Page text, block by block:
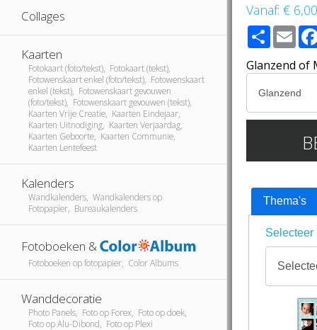
Collages
Kaarten
Fotokaart (foto/tekst), Fotokaart (tekst),
Fotowenskaart enkel (foto/tekst), Fotowenskaart
enkel (tekst), Fotowenskaart gevouwen
(foto/tekst), Fotowenskaart gevouwen (tekst),
Kaarten Vrije Creatie, Kaarten Eindejaar,
Kaarten Uitnodiging, Kaarten Verjaardag,
Kaarten Geboorte, Kaarten Communie,
Kaarten Lentefeest
Kalenders
Wandkalenders, Wandkalenders op
Fotopapier, Bureaukalenders
Fotoboeken &
Fotoboeken op fotopapier, Color Albums
Wanddecoratie
Photo Panels, Foto op Forex, Foto op doek,
Foto op Alu-Dibond, Foto op Plexi
Vanaf:€
Share
Glanzend of
Thema's
Selecteer